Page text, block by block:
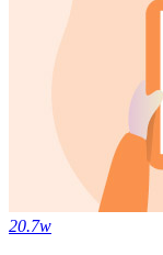
20.7w